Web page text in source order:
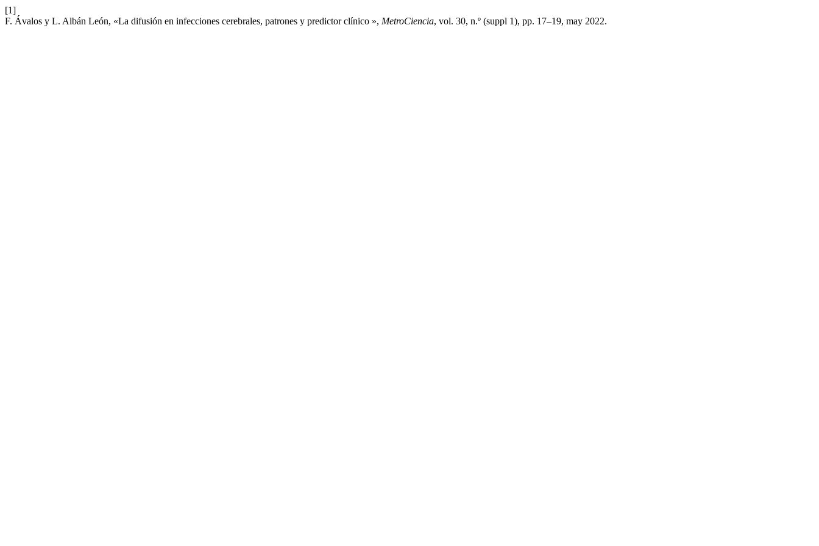
[1]
F. Ávalos y L. Albán León, «La difusión en infecciones cerebrales, patrones y predictor clínico », MetroCiencia, vol. 30, n.º (suppl 1), pp. 17–19, may 2022.